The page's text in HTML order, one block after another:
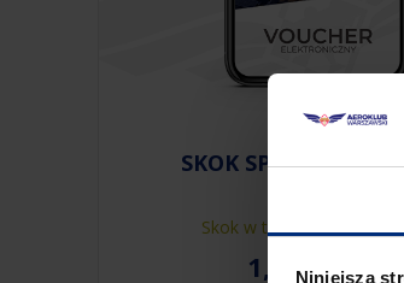
Niniejsza
SKOK
Skok w tandemie dla 1
1,499.00zł